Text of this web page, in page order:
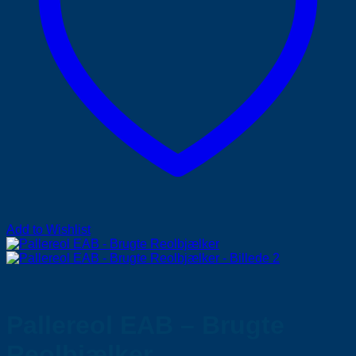
Add to Wishlist